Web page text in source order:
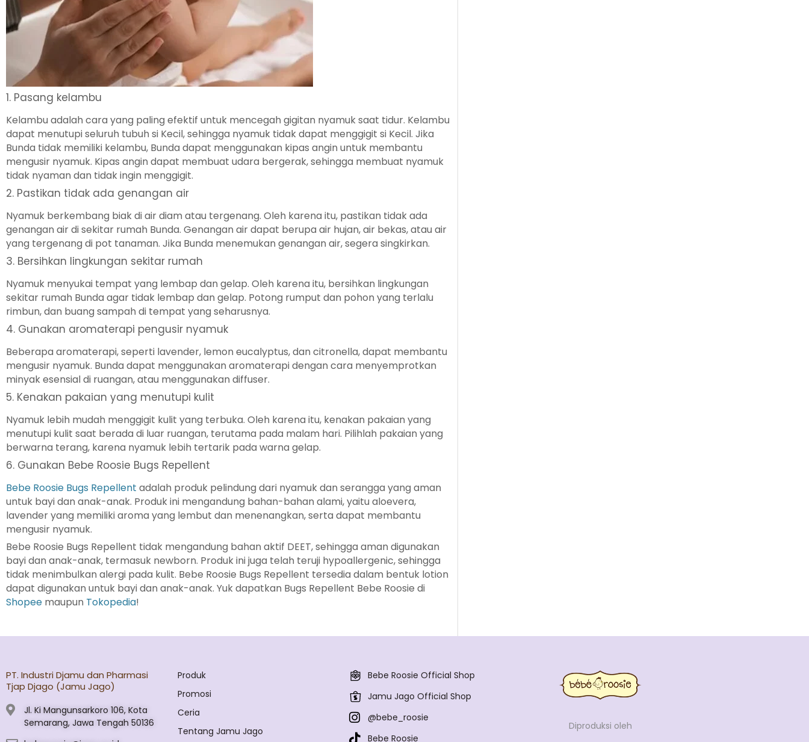
1. Pasang kelambu
Kelambu adalah cara yang paling efektif untuk mencegah gigitan nyamuk saat tidur. Kelambu
dapat menutupi seluruh tubuh si Kecil, sehingga nyamuk tidak dapat menggigit si Kecil. Jika
Bunda tidak memiliki kelambu, Bunda dapat menggunakan kipas angin untuk membantu
mengusir nyamuk. Kipas angin dapat membuat udara bergerak, sehingga membuat nyamuk
tidak nyaman dan tidak ingin menggigit.
2. Pastikan tidak ada genangan air
Nyamuk berkembang biak di air diam atau tergenang. Oleh karena itu, pastikan tidak ada
genangan air di sekitar rumah Bunda. Genangan air dapat berupa air hujan, air bekas, atau air
yang tergenang di pot tanaman. Jika Bunda menemukan genangan air, segera singkirkan.
3. Bersihkan lingkungan sekitar rumah
Nyamuk menyukai tempat yang lembap dan gelap. Oleh karena itu, bersihkan lingkungan
sekitar rumah Bunda agar tidak lembap dan gelap. Potong rumput dan pohon yang terlalu
rimbun, dan buang sampah di tempat yang seharusnya.
4. Gunakan aromaterapi pengusir nyamuk
Beberapa aromaterapi, seperti lavender, lemon eucalyptus, dan citronella, dapat membantu
mengusir nyamuk. Bunda dapat menggunakan aromaterapi dengan cara menyemprotkan
minyak esensial di ruangan, atau menggunakan diffuser.
5. Kenakan pakaian yang menutupi kulit
Nyamuk lebih mudah menggigit kulit yang terbuka. Oleh karena itu, kenakan pakaian yang
menutupi kulit saat berada di luar ruangan, terutama pada malam hari. Pilihlah pakaian yang
berwarna terang, karena nyamuk lebih tertarik pada warna gelap.
6. Gunakan Bebe Roosie Bugs Repellent
Bebe Roosie Bugs Repellent adalah produk pelindung dari nyamuk dan serangga yang aman
untuk bayi dan anak-anak. Produk ini mengandung bahan-bahan alami, yaitu aloevera,
lavender yang memiliki aroma yang lembut dan menenangkan, serta dapat membantu
mengusir nyamuk.
Bebe Roosie Bugs Repellent tidak mengandung bahan aktif DEET, sehingga aman digunakan
bayi dan anak-anak, termasuk newborn. Produk ini juga telah teruji hypoallergenic, sehingga
tidak menimbulkan alergi pada kulit. Bebe Roosie Bugs Repellent tersedia dalam bentuk lotion
dapat digunakan untuk bayi dan anak-anak. Yuk dapatkan Bugs Repellent Bebe Roosie di
Shopee maupun Tokopedia!
PT. Industri Djamu dan Pharmasi
Tjap Djago (Jamu Jago)
Jl. Ki Mangunsarkoro 106, Kota
Semarang, Jawa Tengah 50136
Produk
Promosi
Ceria
Tentang Jamu Jago
Bebe Roosie Official Shop
Jamu Jago Official Shop
@bebe_roosie
Bebe Roosie
Diproduksi oleh